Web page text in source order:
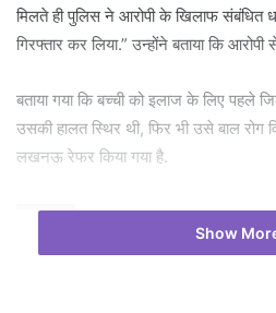
मिलते ही पुलिस ने आरोपी के खिलाफ संबंधित
गिरफ्तार कर लिया.” उन्होंने बताया कि
बताया गया कि बच्ची को इलाज के लिए पहले
उसकी हालत स्थिर थी, फिर भी उसे बाल रोग
लखनऊ रेफर किया गया है.
Tags दुष्कर्म
Show